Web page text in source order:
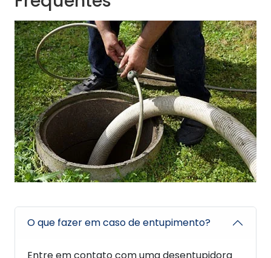
O que fazer em caso de entupimento?